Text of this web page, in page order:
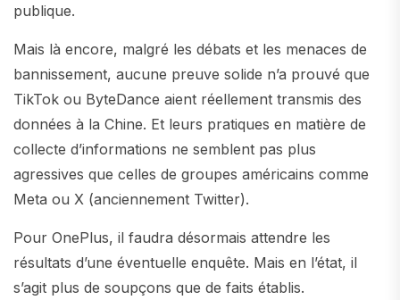
publique.
Mais là encore, malgré les débats et les menaces de
bannissement, aucune preuve solide n’a prouvé que
TikTok ou ByteDance aient réellement transmis des
données à la Chine. Et leurs pratiques en matière de
collecte d’informations ne semblent pas plus
agressives que celles de groupes américains comme
Meta ou X (anciennement Twitter).
Pour OnePlus, il faudra désormais attendre les
résultats d’une éventuelle enquête. Mais en l’état, il
s’agit plus de soupçons que de faits établis.